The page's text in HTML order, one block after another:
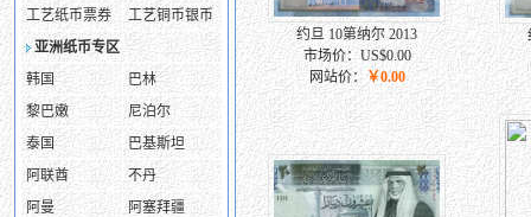
工艺纸币票券
工艺铜币银币
亚洲纸币专区
韩国
巴林
黎巴嫩
尼泊尔
泰国
巴基斯坦
阿联酋
不丹
阿曼
阿塞拜疆
约旦 10第纳尔 2013
市场价：US$0.00
网站价： ￥0.00